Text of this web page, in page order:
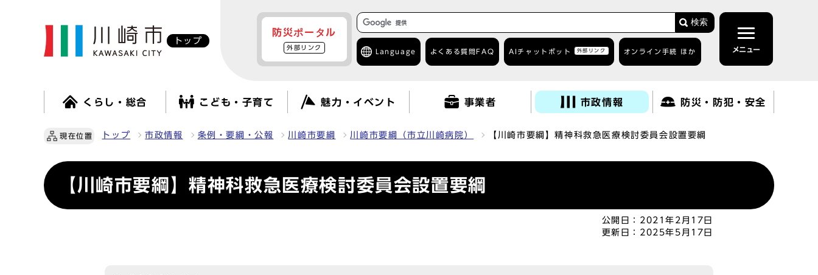
トップ
防災ポータル
外部リンク
検索
Language よくある質問 FAQ AIチャットボット 外部リンク オンライン手続 ほか メニュー
くらし・総合 こども・子育て 魅力・イベント 事業者 市政情報 防災・防犯・安全
現在位置 トップ 市政情報 条例・要綱・公報 川崎市要綱 川崎市要綱（市立川崎病院） 【川崎市要綱】精神科救急医療検討委員会設置要綱
【川崎市要綱】精神科救急医療検討委員会設置要綱
公開日： 2021年2月17日
更新日： 2025年5月17日